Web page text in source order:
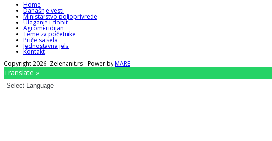
Home
Današnje vesti
Ministarstvo poljoprivrede
Ulaganje i dobit
Agromeridijan
Teme za početnike
Priče sa sela
Jednostavna jela
Kontakt
Copyright 2026 -Zelenanit.rs - Power byMARE
Translate »